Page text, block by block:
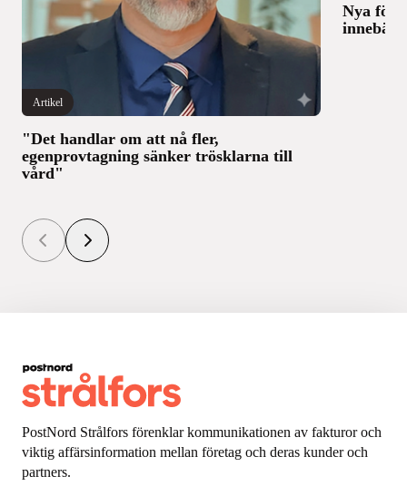
Artikel
"Det handlar om att nå fler,
egenprovtagning sänker trösklarna till
vård"
Nya
innebär
PostNord Strålfors förenklar kommunikationen av fakturor och
viktig affärsinformation mellan företag och deras kunder och
partners.